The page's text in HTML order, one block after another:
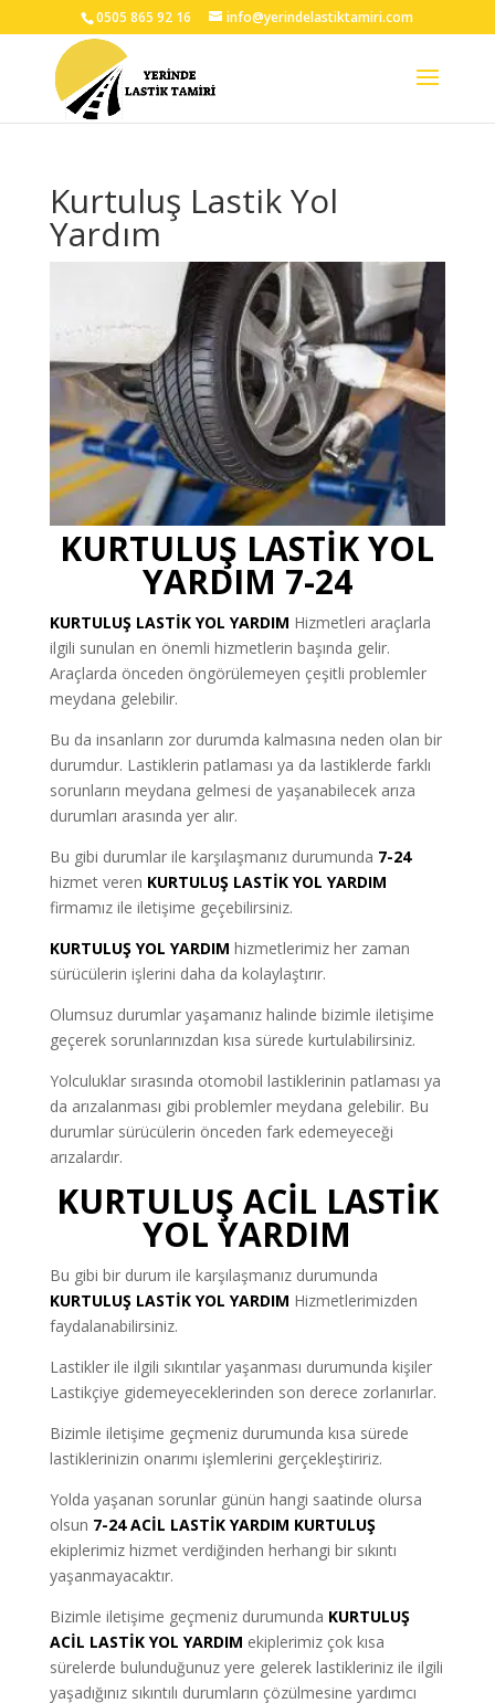
0505 865 92 16 info@yerindelastiktamiri.com
Kurtuluş Lastik Yol
Yardım
KURTULUŞ LASTİK YOL
YARDIM 7-24
KURTULUŞ LASTİK YOL YARDIM Hizmetleri araçlarla
ilgili sunulan en önemli hizmetlerin başında gelir.
Araçlarda önceden öngörülemeyen çeşitli problemler
meydana gelebilir.
Bu da insanların zor durumda kalmasına neden olan bir
durumdur. Lastiklerin patlaması ya da lastiklerde farklı
sorunların meydana gelmesi de yaşanabilecek arıza
durumları arasında yer alır.
Bu gibi durumlar ile karşılaşmanız durumunda 7-24
hizmet veren KURTULUŞ LASTİK YOL YARDIM
firmamız ile iletişime geçebilirsiniz.
KURTULUŞ YOL YARDIM hizmetlerimiz her zaman
sürücülerin işlerini daha da kolaylaştırır.
Olumsuz durumlar yaşamanız halinde bizimle iletişime
geçerek sorunlarınızdan kısa sürede kurtulabilirsiniz.
Yolculuklar sırasında otomobil lastiklerinin patlaması ya
da arızalanması gibi problemler meydana gelebilir. Bu
durumlar sürücülerin önceden fark edemeyeceği
arızalardır.
KURTULUŞ ACİL LASTİK
YOL YARDIM
Bu gibi bir durum ile karşılaşmanız durumunda
KURTULUŞ LASTİK YOL YARDIM Hizmetlerimizden
faydalanabilirsiniz.
Lastikler ile ilgili sıkıntılar yaşanması durumunda kişiler
Lastikçiye gidemeyeceklerinden son derece zorlanırlar.
Bizimle iletişime geçmeniz durumunda kısa sürede
lastiklerinizin onarımı işlemlerini gerçekleştiririz.
Yolda yaşanan sorunlar günün hangi saatinde olursa
olsun 7-24 ACİL LASTİK YARDIM KURTULUŞ
ekiplerimiz hizmet verdiğinden herhangi bir sıkıntı
yaşanmayacaktır.
Bizimle iletişime geçmeniz durumunda KURTULUŞ
ACİL LASTİK YOL YARDIM ekiplerimiz çok kısa
sürelerde bulunduğunuz yere gelerek lastikleriniz ile ilgili
yaşadığınız sıkıntılı durumların çözülmesine yardımcı